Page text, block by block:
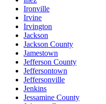
Ironville
Irvine
Irvington
Jackson
Jackson County
Jamestown
Jefferson County
Jeffersontown
Jeffersonville
Jenkins
Jessamine County